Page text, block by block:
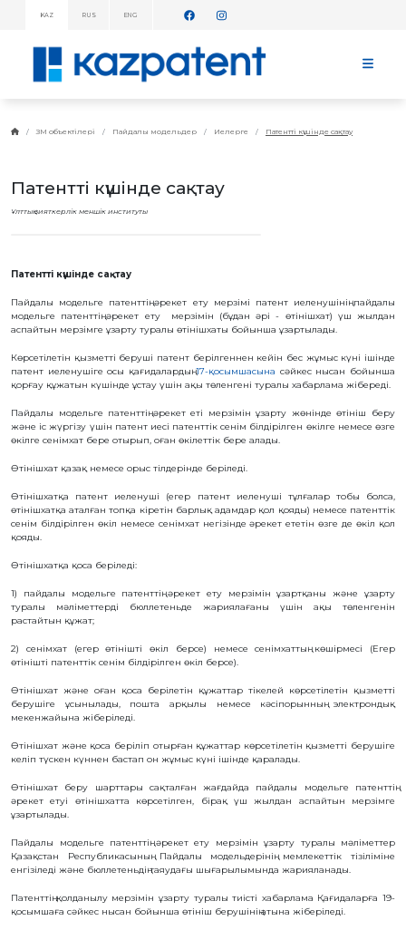
KAZ RUS ENG
АҚПАРАТТЫҚ
ХАБАРЛАМАЛАР!
KAZPATENT
ТУРАЛЫ
ИНСТИТУТ
СТАТИСТИКАЛЫҚ
МӘЛІМЕТТЕР
ТЕЛЕФОНДАР
АНЫҚТАМАЛЫҒЫ
ДЗМҰ-МЕН
ЖҰМЫС
ЖОСПАРЫ
БАНК
РЕКВИЗИТТЕРІ
ФИЛИАЛЫ
ҚАРЖЫЛЫҚ
ХАЛЫҚАРАЛЫҚ
БОС
«ҚАЗАҚСТАННЫҢ
ЗИЯТКЕРЛІК
МЕНШІГІ»
МЕМЛЕКЕТТІК
КӨРСЕТІЛЕТІН
МЕМЛЕКЕТТІК
САТЫП
АЛУЛАР
ЖЕМҚОРЛЫҚҚА
ҚАРСЫ ІС-
ҚИМЫЛ
ШАПАҒАТ
ФОРУМЫ
БАЙЛАНЫС
ЗМ
ОБЪЕКТІЛЕРІ
ӨНЕРТАБЫСТАР
ЗМ объектілері Пайдалы модельдер Иелерге Патентті күшінде сақтау
Патентті күшінде сақтау
Ұлттық зияткерлік меншік институты
Патентті күшінде сақтау
Пайдалы модельге патенттің әрекет ету мерзімі патент иеленушінің пайдалы
модельге патенттің әрекет ету мерзімін (бұдан әрі - өтінішхат) үш жылдан
аспайтын мерзімге ұзарту туралы өтінішхаты бойынша ұзартылады.
Көрсетілетін қызметті беруші патент берілгеннен кейін бес жұмыс күні ішінде
патент иеленушіге осы қағидалардың17-қосымшасына сәйкес нысан бойынша
қорғау құжатын күшінде ұстау үшін ақы төленгені туралы хабарлама жібереді.
Пайдалы модельге патенттің әрекет еті мерзімін ұзарту жөнінде өтініш беру
және іс жүргізу үшін патент иесі патенттік сенім білдірілген өкілге немесе өзге
өкілге сенімхат бере отырып, оған өкілеттік бере алады.
Өтінішхат қазақ немесе орыс тілдерінде беріледі.
Өтінішхатқа патент иеленуші (егер патент иеленуші тұлғалар тобы болса,
өтінішхатқа аталған топқа кіретін барлық адамдар қол қояды) немесе патенттік
сенім білдірілген өкіл немесе сенімхат негізінде әрекет ететін өзге де өкіл қол
қояды.
Өтінішхатқа қоса беріледі:
1) пайдалы модельге патенттің әрекет ету мерзімін ұзартқаны және ұзарту
туралы мәліметтерді бюллетеньде жариялағаны үшін ақы төленгенін
растайтын құжат;
2) сенімхат (егер өтінішті өкіл берсе) немесе сенімхаттың көшірмесі (Егер
өтінішті патенттік сенім білдірілген өкіл берсе).
Өтінішхат және оған қоса берілетін құжаттар тікелей көрсетілетін қызметті
берушіге ұсынылады, пошта арқылы немесе кәсіпорынның электрондық
мекенжайына жіберіледі.
Өтінішхат және қоса беріліп отырған құжаттар көрсетілетін қызметті берушіге
келіп түскен күннен бастап он жұмыс күні ішінде қаралады.
Өтінішхат беру шарттары сақталған жағдайда пайдалы модельге патенттің
әрекет етуі өтінішхатта көрсетілген, бірақ үш жылдан аспайтын мерзімге
ұзартылады.
Пайдалы модельге патенттің әрекет ету мерзімін ұзарту туралы мәліметтер
Қазақстан Республикасының Пайдалы модельдерінің мемлекеттік тізіліміне
енгізіледі және бюллетеньдің таяудағы шығарылымында жарияланады.
Патенттің қолданылу мерзімін ұзарту туралы тиісті хабарлама Қағидаларға 19-
қосымшаға сәйкес нысан бойынша өтініш берушінің атына жіберіледі.